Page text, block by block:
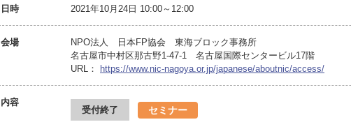
日時 2021年10月24日 10:00～12:00
会場
NPO法人 日本FP協会 東海ブロック事務所
名古屋市中村区那古野1-47-1 名古屋国際センタービル17階
URL：
https://www.nic-nagoya.or.jp/japanese/aboutnic/access/
内容
受付終了 セミナー